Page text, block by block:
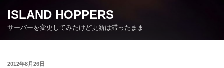
ン
ISLAND HOPPERS
サーバーを変更してみたけど更新は滞ったまま
投
2012年8月26日